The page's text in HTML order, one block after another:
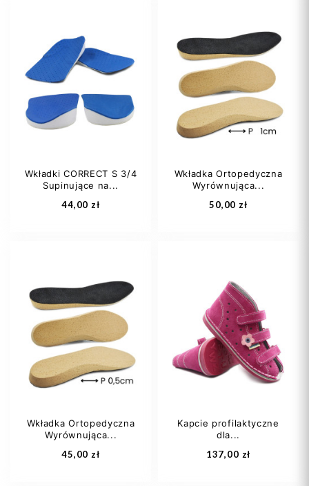
23
24
25 +5
Dodaj do koszyka
20 21
22
23
24 +23
Dodaj do koszyka
Wkładki CORRECT S 3/4
Supinujące na...
44,00 zł
24-25
26-27
28-29
30-31
32-33
Dodaj do koszyka
Wkładka Ortopedyczna
Wyrównująca...
50,00 zł
36
37
39 +7
Dodaj do koszyka
Wkładka Ortopedyczna
Wyrównująca...
45,00 zł
Kapcie profilaktyczne
dla...
137,00 zł